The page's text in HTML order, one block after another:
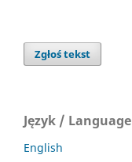
Zgłoś tekst
Język / Language
English